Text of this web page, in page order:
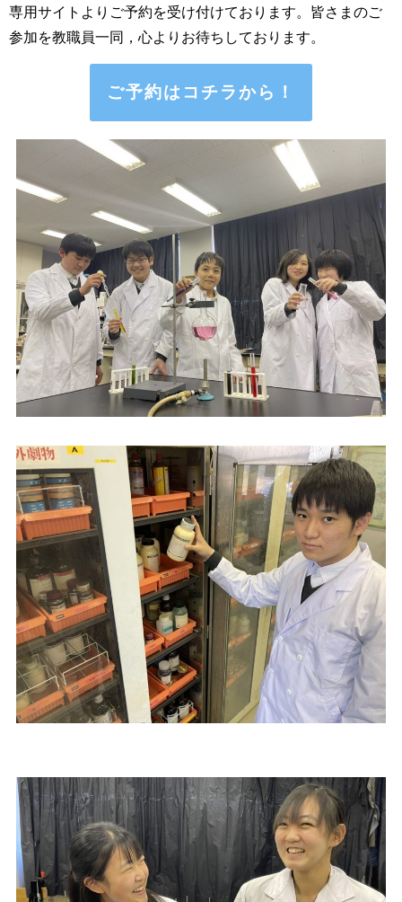
専用サイトよりご予約を受け付けております。皆さまのご
参加を教職員一同，心よりお待ちしております。
ご予約はコチラから！